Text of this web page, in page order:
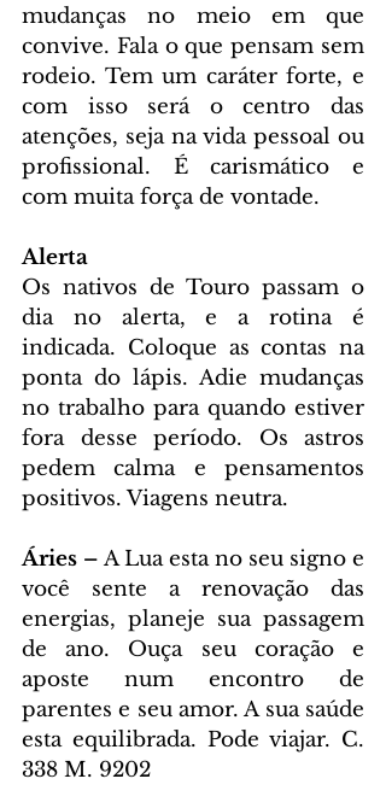
mudanças no meio em que
convive. Fala o que pensam sem
rodeio. Tem um caráter forte, e
com isso será o centro das
atenções, seja na vida pessoal ou
profissional. É carismático e
com muita força de vontade.
Alerta
Os nativos de Touro passam o
dia no alerta, e a rotina é
indicada. Coloque as contas na
ponta do lápis. Adie mudanças
no trabalho para quando estiver
fora desse período. Os astros
pedem calma e pensamentos
positivos. Viagens neutra.
Áries – A Lua esta no seu signo e
você sente a renovação das
energias, planeje sua passagem
de ano. Ouça seu coração e
aposte num encontro de
parentes e seu amor. A sua saúde
esta equilibrada. Pode viajar. C.
338 M. 9202